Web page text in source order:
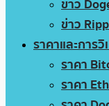
ข่าว
ข่าว
ราคาและการวิ
ราคา
ราคา